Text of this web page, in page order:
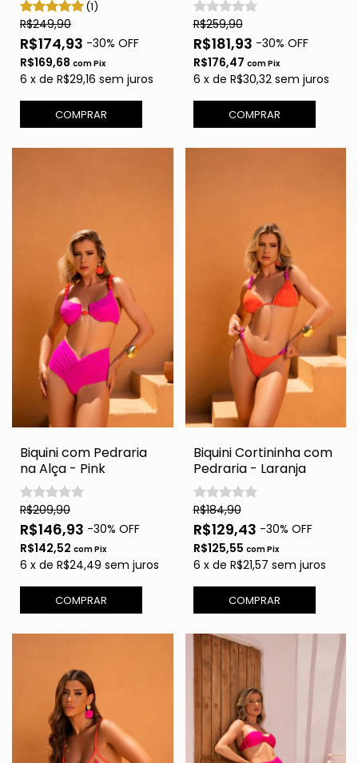
(1)
R$249,90
R$174,93 -30% OFF
R$169,68 comPix
6 x de R$29,16 sem juros
COMPRAR
R$259,90
R$181,93 -30% OFF
R$176,47 comPix
6 x de R$30,32 sem juros
COMPRAR
Biquini com Pedraria
na Alça - Pink
R$209,90
R$146,93 -30% OFF
R$142,52 comPix
6 x de R$24,49 sem juros
COMPRAR
Biquini Cortininha com
Pedraria - Laranja
R$184,90
R$129,43 -30% OFF
R$125,55 comPix
6 x de R$21,57 sem juros
COMPRAR